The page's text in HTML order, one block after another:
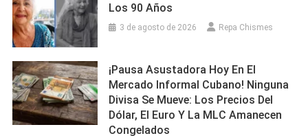
Los 90 Años
3 de agosto de 2026 Repa Chismes
¡Pausa Asustadora Hoy En El
Mercado Informal Cubano! Ninguna
Divisa Se Mueve: Los Precios Del
Dólar, El Euro Y La MLC Amanecen
Congelados